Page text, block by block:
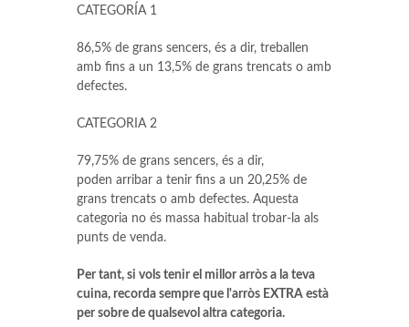
CATEGORÍA 1
86,5% de grans sencers, és a dir, treballen
amb fins a un 13,5% de grans trencats o amb
defectes.
CATEGORIA 2
79,75% de grans sencers, és a dir,
poden arribar a tenir fins a un 20,25% de
grans trencats o amb defectes. Aquesta
categoria no és massa habitual trobar-la als
punts de venda.
Per tant, si vols tenir el millor arròs a la teva
cuina, recorda sempre que l'arròs EXTRA està
per sobre de qualsevol altra categoria.